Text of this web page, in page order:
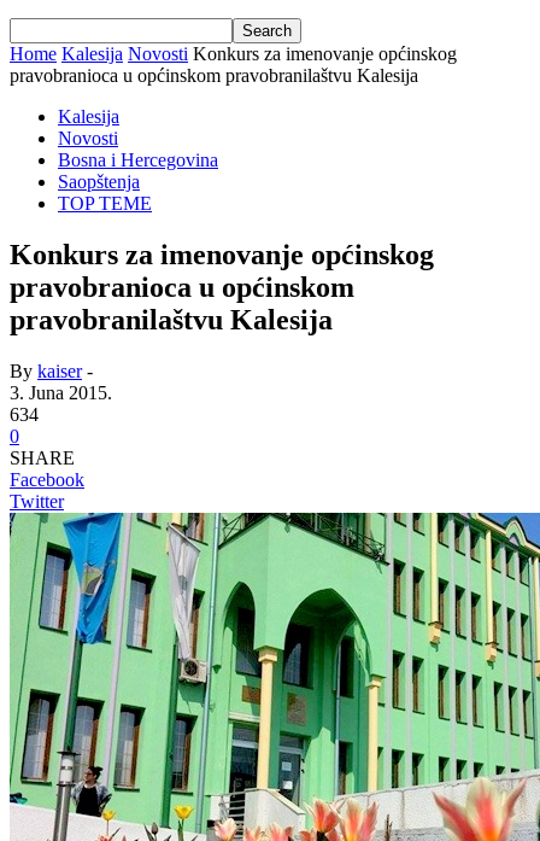
Home Kalesija Novosti Konkurs za imenovanje općinskog
pravobranioca u općinskom pravobranilaštvu Kalesija
Kalesija
Novosti
Bosna i Hercegovina
Saopštenja
TOP TEME
Konkurs za imenovanje općinskog
pravobranioca u općinskom
pravobranilaštvu Kalesija
By kaiser-
3. Juna 2015.
634
0
SHARE
Facebook
Twitter